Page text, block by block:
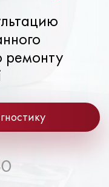
ремонту